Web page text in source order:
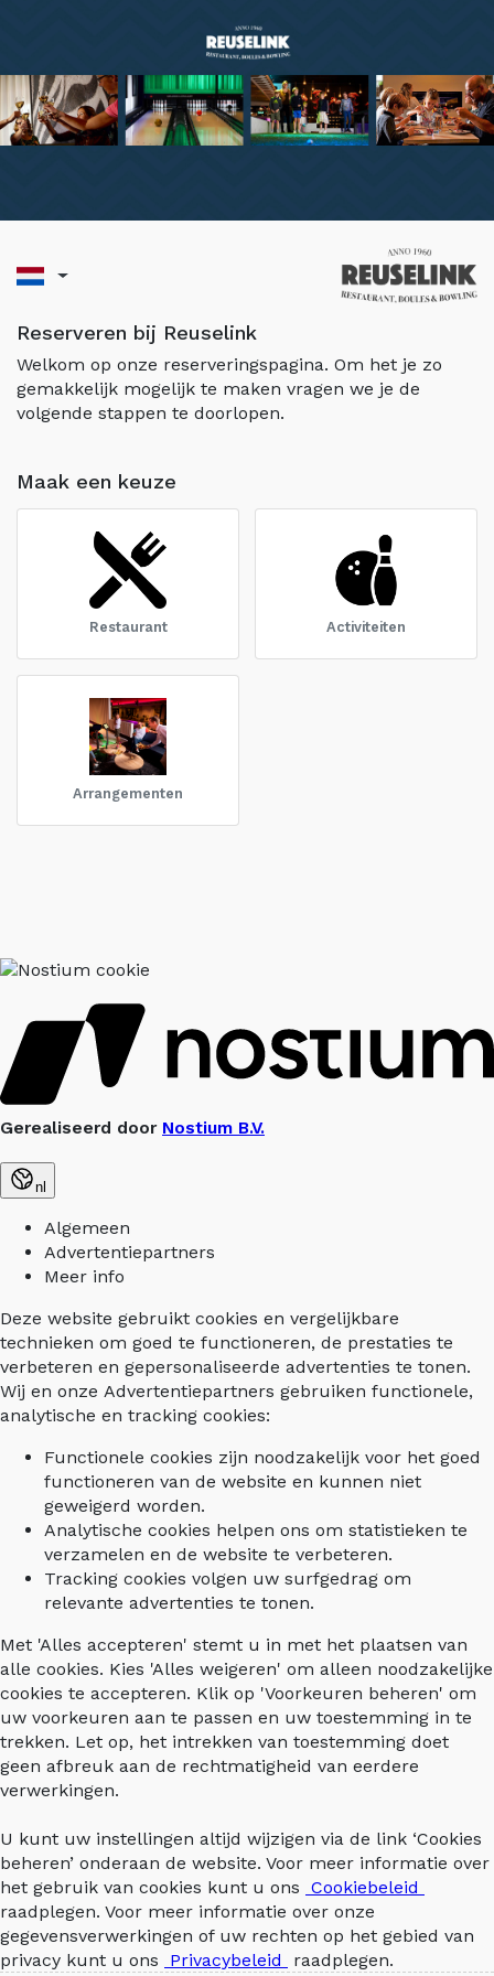
Reserveren bij Reuselink
Welkom op onze reserveringspagina. Om het je zo
gemakkelijk mogelijk te maken vragen we je de
volgende stappen te doorlopen.
Maak een keuze
Restaurant Activiteiten
Arrangementen